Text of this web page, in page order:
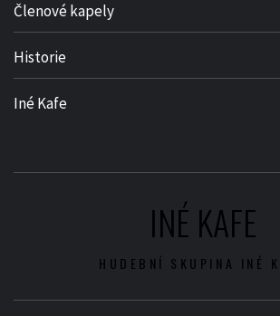
Členové kapely
Historie
Iné Kafe
INÉ KAFE
HUDEBNÍ SKUPINA INÉ